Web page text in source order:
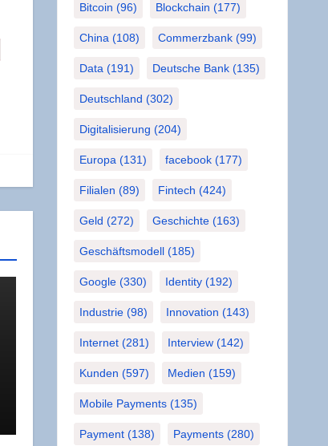
Bitcoin (96) Blockchain (177)
China (108) Commerzbank(99)
Data (191) Deutsche Bank(135)
Deutschland (302)
Digitalisierung (204)
Europa (131) facebook(177)
Filialen (89) Fintech (424)
Geld (272) Geschichte(163)
Geschäftsmodell(185)
Google(330) Identity(192)
Industrie(98) Innovation (143)
Internet(281) Interview(142)
Kunden (597) Medien (159)
Mobile Payments(135)
Payment(138) Payments(280)